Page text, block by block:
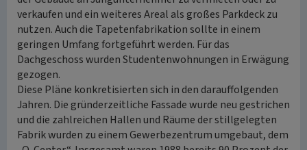
verkaufen und ein weiteres Areal als großes Parkdeck zu
nutzen. Auch die Tapetenfabrikation sollte in einem
geringen Umfang fortgeführt werden. Für das
Dachgeschoss wurden Studentenwohnungen in Erwägung
gezogen.
Diese Pläne konkretisierten sich in den darauffolgenden
Jahren. Die gründerzeitliche Fassade wurde neu gestrichen
und die zahlreichen Hallen und Räume der stillgelegten
Fabrik wurden zu einem Gewerbezentrum umgebaut, dem